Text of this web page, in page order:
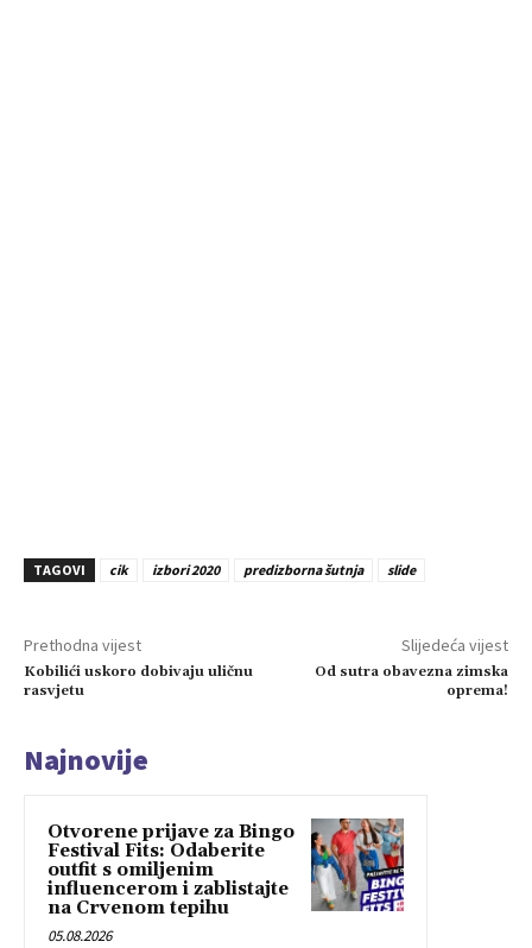
TAGOVI cik izbori 2020 predizborna šutnja slide
Prethodna vijest
Kobilići uskoro dobivaju uličnu
rasvjetu
Slijedeća vijest
Od sutra obavezna zimska
oprema!
Najnovije
Otvorene prijave za Bingo
Festival Fits: Odaberite
outfit s omiljenim
influencerom i zablistajte
na Crvenom tepihu
05.08.2026